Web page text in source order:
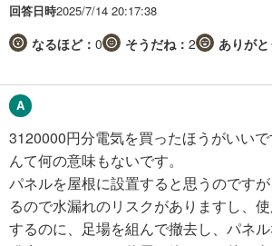
回答日時2025/7/14 20:17:38
なるほど： 0 そうだね： 2 ありがと
3120000円分電気を買ったほうがいい
んて何の意味もないです。
パネルを屋根に設置すると思うのです
るので水漏れのリスクがありますし、
するのに、足場を組んで撤去し、パネ